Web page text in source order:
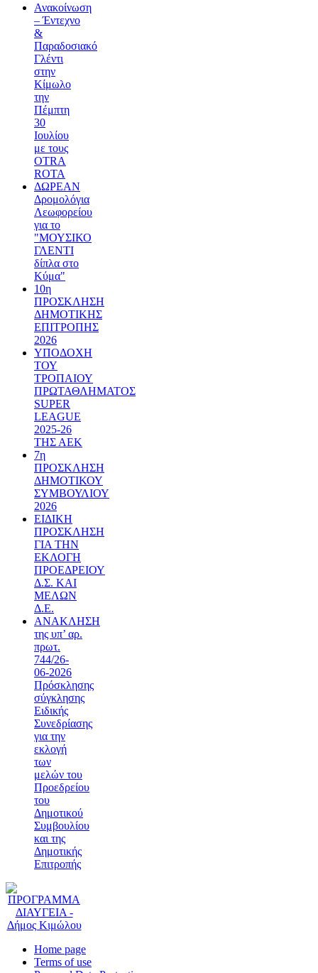
Ανακοίνωση
– Έντεχνο
&
Παραδοσιακό
Γλέντι
στην
Κίμωλο
την
Πέμπτη
30
Ιουλίου
με τους
OTRA
ROTA
ΔΩΡΕΑΝ
Δρομολόγια
Λεωφορείου
για το
"ΜΟΥΣΙΚΟ
ΓΛΕΝΤΙ
δίπλα στο
Κύμα"
10η
ΠΡΟΣΚΛΗΣΗ
ΔΗΜΟΤΙΚΗΣ
ΕΠΙΤΡΟΠΗΣ
2026
ΥΠΟΔΟΧΗ
ΤΟΥ
ΤΡΟΠΑΙΟΥ
ΠΡΩΤΑΘΛΗΜΑΤΟΣ
SUPER
LEAGUE
2025-26
ΤΗΣ ΑΕΚ
7η
ΠΡΟΣΚΛΗΣΗ
ΔΗΜΟΤΙΚΟΥ
ΣΥΜΒΟΥΛΙΟΥ
2026
ΕΙΔΙΚΗ
ΠΡΟΣΚΛΗΣΗ
ΓΙΑ ΤΗΝ
ΕΚΛΟΓΗ
ΠΡΟΕΔΡΕΙΟΥ
Δ.Σ. ΚΑΙ
ΜΕΛΩΝ
Δ.Ε.
ΑΝΑΚΛΗΣΗ
της υπ’ αρ.
πρωτ.
744/26-
06-2026
Πρόσκλησης
σύγκλησης
Ειδικής
Συνεδρίασης
για την
εκλογή
των
μελών του
Προεδρείου
του
Δημοτικού
Συμβουλίου
και της
Δημοτικής
Επιτροπής
Home page
Terms of use